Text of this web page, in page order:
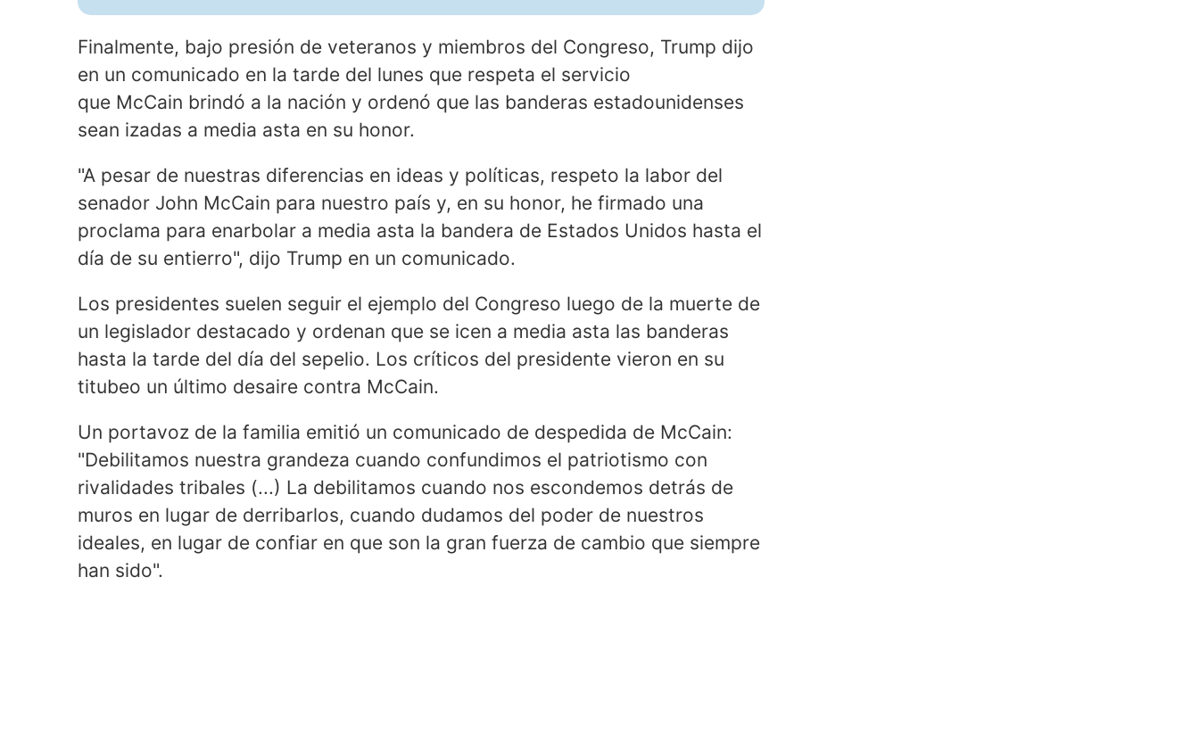
Finalmente, bajo presión de veteranos y miembros del Congreso, Trump dijo
en un comunicado en la tarde del lunes que respeta el servicio
que McCain brindó a la nación y ordenó que las banderas estadounidenses
sean izadas a media asta en su honor.
"A pesar de nuestras diferencias en ideas y políticas, respeto la labor del
senador John McCain para nuestro país y, en su honor, he firmado una
proclama para enarbolar a media asta la bandera de Estados Unidos hasta el
día de su entierro", dijo Trump en un comunicado.
Los presidentes suelen seguir el ejemplo del Congreso luego de la muerte de
un legislador destacado y ordenan que se icen a media asta las banderas
hasta la tarde del día del sepelio. Los críticos del presidente vieron en su
titubeo un último desaire contra McCain.
Un portavoz de la familia emitió un comunicado de despedida de McCain:
"Debilitamos nuestra grandeza cuando confundimos el patriotismo con
rivalidades tribales (...) La debilitamos cuando nos escondemos detrás de
muros en lugar de derribarlos, cuando dudamos del poder de nuestros
ideales, en lugar de confiar en que son la gran fuerza de cambio que siempre
han sido".